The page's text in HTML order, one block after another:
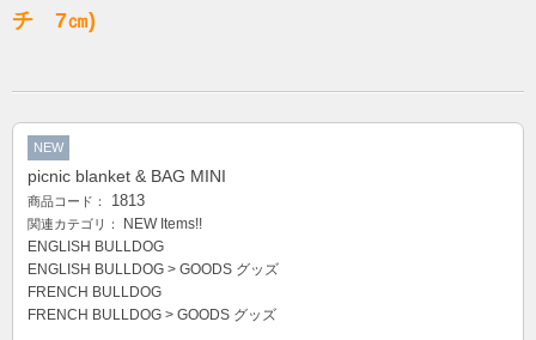
チ 7㎝)
NEW
picnic blanket & BAG MINI
商品コード： 1813
関連カテゴリ：
NEW Items!!
ENGLISH BULLDOG
ENGLISH BULLDOG > GOODS グッズ
FRENCH BULLDOG
FRENCH BULLDOG > GOODS グッズ